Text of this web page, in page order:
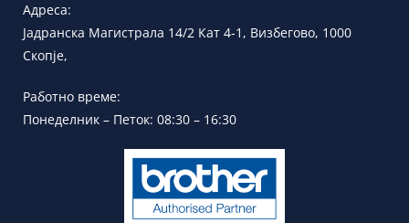
Адреса:
Јадранска Магистрала 14/2 Кат 4-1, Визбегово, 1000
Скопје,
Работно време:
Понеделник – Петок: 08:30 – 16:30